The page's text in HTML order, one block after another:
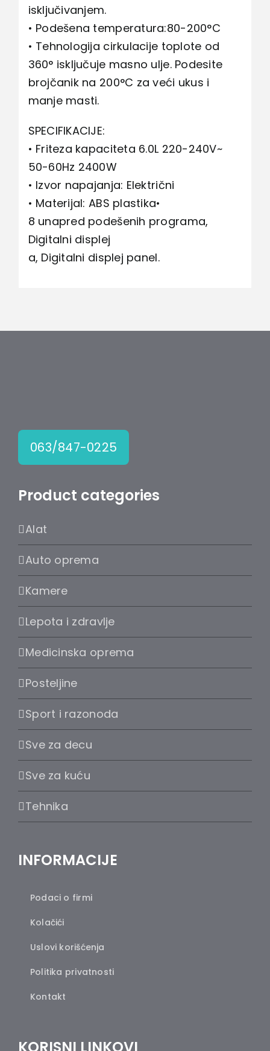
isključivanjem.
• Podešena temperatura:80-200°C
• Tehnologija cirkulacije toplote od
360° isključuje masno ulje. Podesite
brojčanik na 200°C za veći ukus i
manje masti.
SPECIFIKACIJE:
• Friteza kapaciteta 6.0L 220-240V~
50-60Hz 2400W
• Izvor napajanja: Električni
• Materijal: ABS plastika•
8 unapred podešenih programa,
Digitalni displej
a, Digitalni displej panel.
063/847-0225
Product categories
Alat
Auto oprema
Kamere
Lepota i zdravlje
Medicinska oprema
Posteljine
Sport i razonoda
Sve za decu
Sve za kuću
Tehnika
INFORMACIJE
Podaci o firmi
Kolačići
Uslovi korišćenja
Politika privatnosti
Kontakt